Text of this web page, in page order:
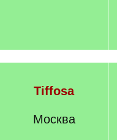
Tiffosa
Москва